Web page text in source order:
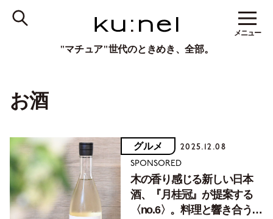
"マチュア"世代のときめき、全部。
メニュー
お酒
グルメ 2025.12.08
SPONSORED
木の香り感じる新しい日本
酒、『月桂冠』が提案する
〈no.6〉。料理と響き合う